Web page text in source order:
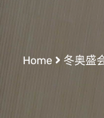
Home 冬奥盛